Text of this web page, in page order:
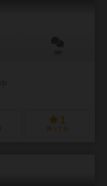
1
持ってる